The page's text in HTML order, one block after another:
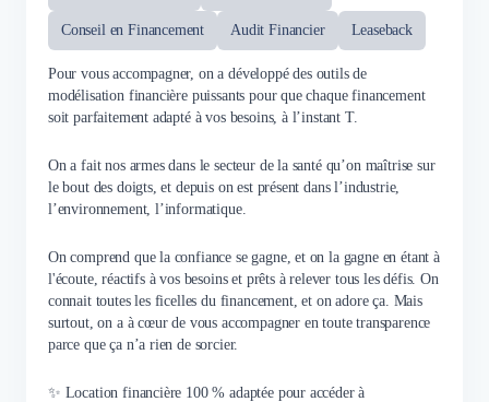
Conseil en Financement Audit Financier Leaseback
Pour vous accompagner, on a développé des outils de
modélisation financière puissants pour que chaque financement
soit parfaitement adapté à vos besoins, à l’instant T.
On a fait nos armes dans le secteur de la santé qu’on maîtrise sur
le bout des doigts, et depuis on est présent dans l’industrie,
l’environnement, l’informatique.
On comprend que la confiance se gagne, et on la gagne en étant à
l'écoute, réactifs à vos besoins et prêts à relever tous les défis. On
connait toutes les ficelles du financement, et on adore ça. Mais
surtout, on a à cœur de vous accompagner en toute transparence
parce que ça n’a rien de sorcier.
✨ Location financière 100 % adaptée pour accéder à